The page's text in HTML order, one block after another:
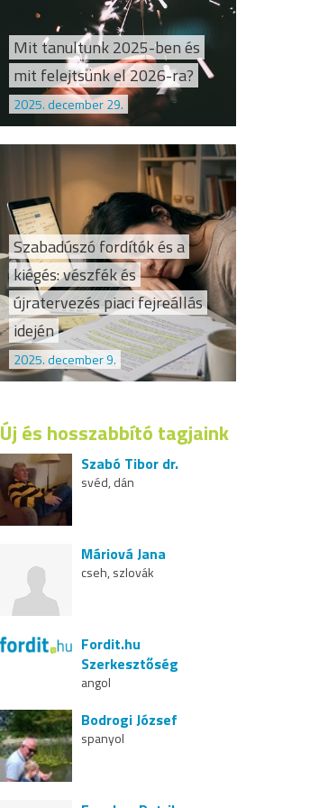
Mit tanultunk 2025-ben és
mit felejtsünk el 2026-ra?
2025. december 29.
Szabadúszó fordítók és a
kiégés: vészfék és
újratervezés piaci fejreállás
idején
2025. december 9.
Új és hosszabbító tagjaink
Szabó Tibor dr.
svéd, dán
Máriová Jana
cseh, szlovák
Fordit.hu
Szerkesztőség
angol
Bodrogi József
spanyol